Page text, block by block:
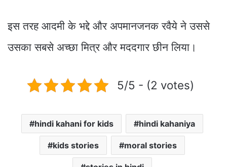
इस तरह आदमी के भद्दे और अपमानजनक रवैये ने उससे
उसका सबसे अच्छा मित्र और मददगार छीन लिया।
5/5 - (2 votes)
hindi kahani for kids hindi kahaniya
kids stories moral stories